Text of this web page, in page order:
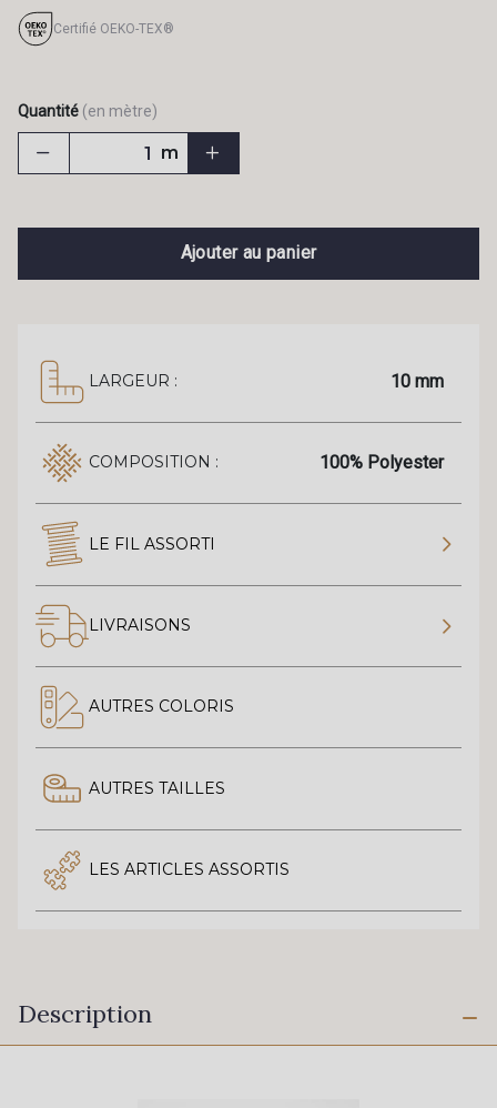
Certifié OEKO-TEX®
Quantité (en mètre)
m
Ajouter au panier
LARGEUR : 10 mm
COMPOSITION : 100% Polyester
LE FIL ASSORTI
LIVRAISONS
AUTRES COLORIS
AUTRES TAILLES
LES ARTICLES ASSORTIS
Description